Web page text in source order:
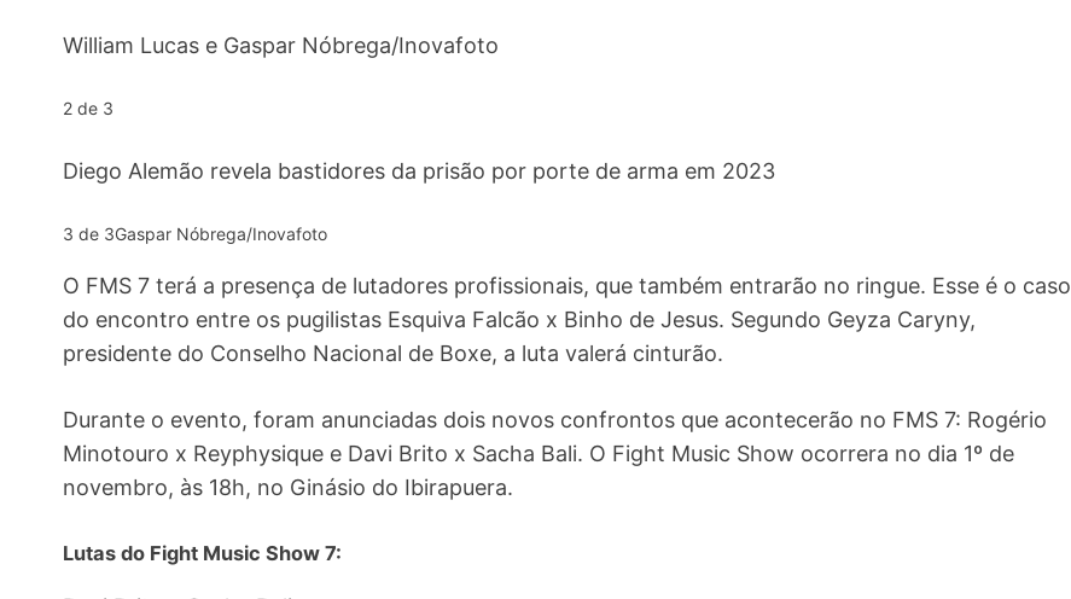
William Lucas e Gaspar Nóbrega/Inovafoto
2 de 3
Diego Alemão revela bastidores da prisão por porte de arma em 2023
3 de 3Gaspar Nóbrega/Inovafoto
O FMS 7 terá a presença de lutadores profissionais, que também entrarão no ringue. Esse é o caso
do encontro entre os pugilistas Esquiva Falcão x Binho de Jesus. Segundo Geyza Caryny,
presidente do Conselho Nacional de Boxe, a luta valerá cinturão.
Durante o evento, foram anunciadas dois novos confrontos que acontecerão no FMS 7: Rogério
Minotouro x Reyphysique e Davi Brito x Sacha Bali. O Fight Music Show ocorrera no dia 1º de
novembro, às 18h, no Ginásio do Ibirapuera.
Lutas do Fight Music Show 7: